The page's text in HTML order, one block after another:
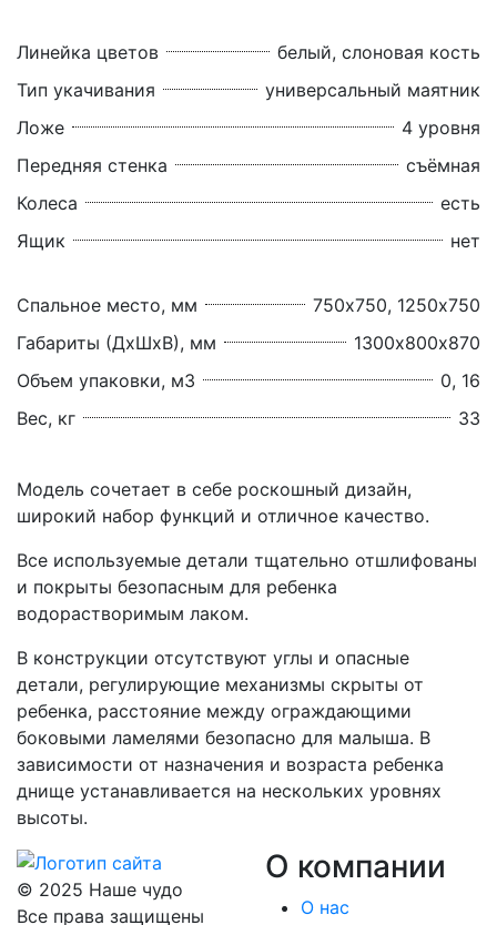
Линейка цветов
белый, слоновая кость
Тип укачивания
универсальный маятник
Ложе
4 уровня
Передняя стенка
съёмная
Колеса
есть
Ящик
нет
Спальное место, мм
750х750, 1250х750
Габариты (ДхШхВ), мм
1300х800х870
Объем упаковки, м3
0, 16
Вес, кг
33
Модель сочетает в себе роскошный дизайн,
широкий набор функций и отличное качество.
Все используемые детали тщательно отшлифованы
и покрыты безопасным для ребенка
водорастворимым лаком.
В конструкции отсутствуют углы и опасные
детали, регулирующие механизмы скрыты от
ребенка, расстояние между ограждающими
боковыми ламелями безопасно для малыша. В
зависимости от назначения и возраста ребенка
днище устанавливается на нескольких уровнях
высоты.
© 2025 Наше чудо
Все права защищены
О компании
О нас